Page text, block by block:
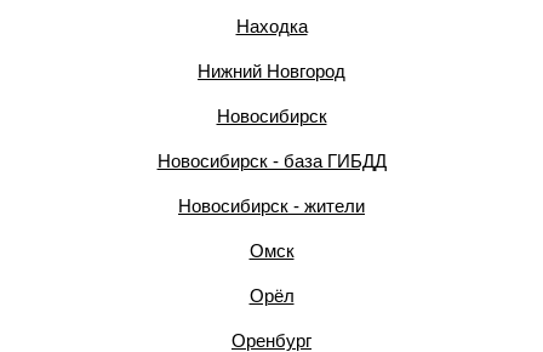
Находка
Нижний Новгород
Новосибирск
Новосибирск - база ГИБДД
Новосибирск - жители
Омск
Орёл
Оренбург